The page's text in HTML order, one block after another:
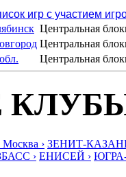
игр с участием
Центральная
Центральная
Центральная
› ЗЕНИТ-
› ЕНИСЕЙ ›